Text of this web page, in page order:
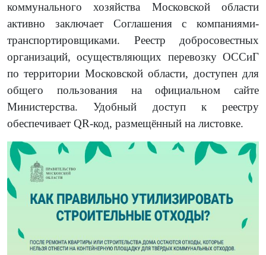
коммунального хозяйства Московской области
активно заключает Соглашения с компаниями-
транспортировщиками. Реестр добросовестных
организаций, осуществляющих перевозку ОССиГ
по территории Московской области, доступен для
общего пользования на официальном сайте
Министерства. Удобный доступ к реестру
обеспечивает QR-код, размещённый на листовке.